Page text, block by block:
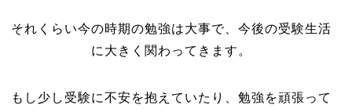
それくらい今の時期の勉強は大事で、今後の受験生活
に大きく関わってきます。
もし少し受験に不安を抱えていたり、勉強を頑張って